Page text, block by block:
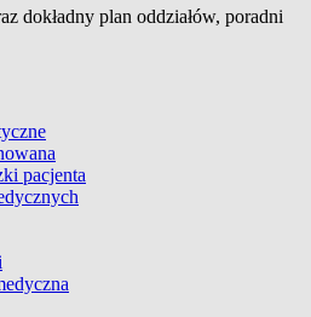
dokładny plan oddziałów, poradni
pacjenta